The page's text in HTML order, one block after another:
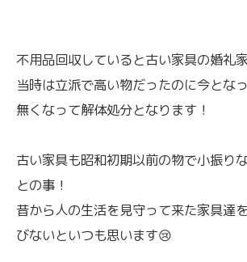
不用品回収していると古い家具の婚礼
当時は立派で高い物だったのに今とな
無くなって解体処分となります！
古い家具も昭和初期以前の物で小振り
との事！
昔から人の生活を見守って来た家具達
びないといつも思います😢